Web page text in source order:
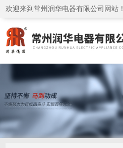
欢迎来到常州润华电器有限公司网站！